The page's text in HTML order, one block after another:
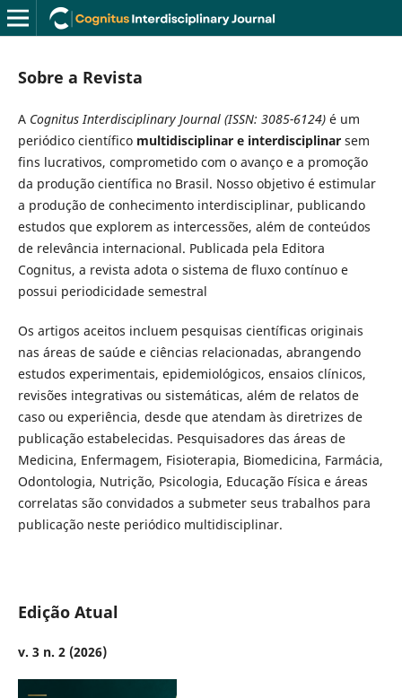
Sobre a Revista
A Cognitus Interdisciplinary Journal (ISSN: 3085-6124) é um
periódico científico multidisciplinar e interdisciplinarsem
fins lucrativos, comprometido com o avanço e a promoção
da produção científica no Brasil. Nosso objetivo é estimular
a produção de conhecimento interdisciplinar, publicando
estudos que explorem as intercessões, além de conteúdos
de relevância internacional. Publicada pela Editora
Cognitus, a revista adota o sistema de fluxo contínuo e
possui periodicidade semestral
Os artigos aceitos incluem pesquisas científicas originais
nas áreas de saúde e ciências relacionadas, abrangendo
estudos experimentais, epidemiológicos, ensaios clínicos,
revisões integrativas ou sistemáticas, além de relatos de
caso ou experiência, desde que atendam às diretrizes de
publicação estabelecidas. Pesquisadores das áreas de
Medicina, Enfermagem, Fisioterapia, Biomedicina, Farmácia,
Odontologia, Nutrição, Psicologia, Educação Física e áreas
correlatas são convidados a submeter seus trabalhos para
publicação neste periódico multidisciplinar.
Edição Atual
v. 3 n. 2 (2026)